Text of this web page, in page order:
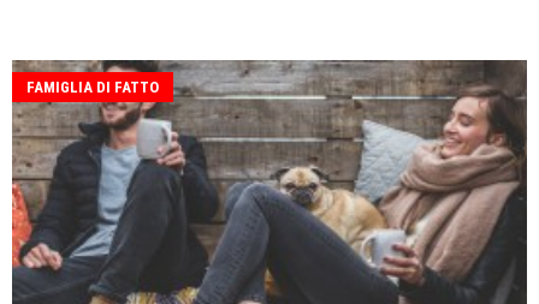
FAMIGLIA DI FATTO